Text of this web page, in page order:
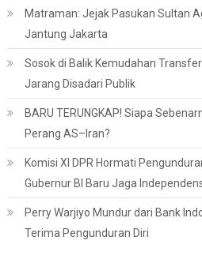
Matraman: Jejak Pasukan Sultan
Jantung Jakarta
Sosok di Balik Kemudahan
Jarang Disadari Publik
BARU TERUNGKAP! Siapa
Perang AS–Iran?
Komisi XI DPR Hormati
Gubernur BI Baru Jaga
Perry Warjiyo Mundur dari Bank
Terima Pengunduran Diri